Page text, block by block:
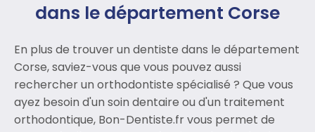
dans le département Corse
En plus de trouver un dentiste dans le département
Corse, saviez-vous que vous pouvez aussi
rechercher un orthodontiste spécialisé ? Que vous
ayez besoin d'un soin dentaire ou d'un traitement
orthodontique, Bon-Dentiste.fr vous permet de